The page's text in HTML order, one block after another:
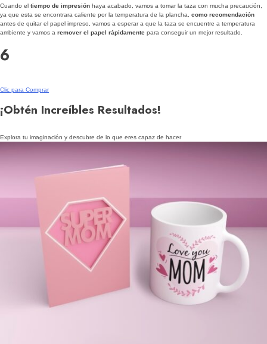
Cuando el tiempo de impresión haya acabado, vamos a tomar la taza con mucha precaución,
ya que esta se encontrara caliente por la temperatura de la plancha, como recomendación
antes de quitar el papel impreso, vamos a esperar a que la taza se encuentre a temperatura
ambiente y vamos a remover el papel rápidamente para conseguir un mejor resultado.
6
Clic para Comprar
¡Obtén Increíbles Resultados!
Explora tu imaginación y descubre de lo que eres capaz de hacer